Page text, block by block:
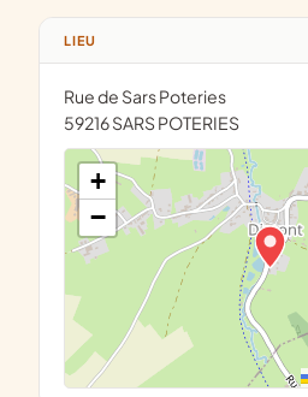
LIEU
Rue de Sars Poteries
59216 SARS POTERIES
+
−